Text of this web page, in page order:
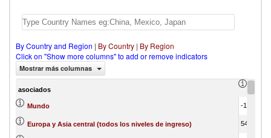
By Country and Region | By Country | By Region
Click on "Show more columns" to add or remove indicators
Mostrar más columnas
asociados
Mundo
Europa y Asia central (todos los niveles de ingreso)